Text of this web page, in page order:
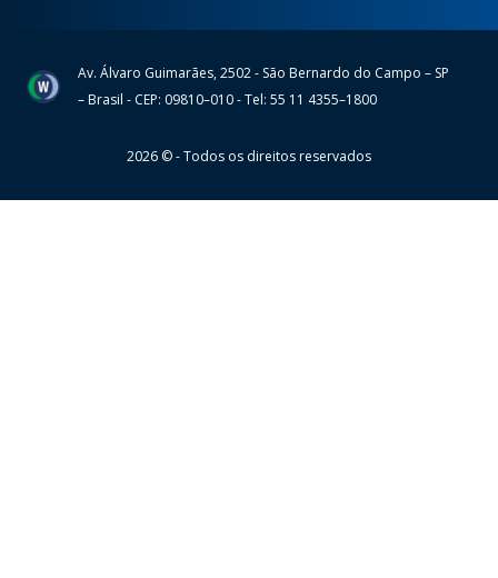
WheatonAv. Álvaro Guimarães, 2502 - São Bernardo do Campo – SP
– Brasil - CEP: 09810–010 - Tel: 55 11 4355–1800
2026 © - Todos os direitos reservados